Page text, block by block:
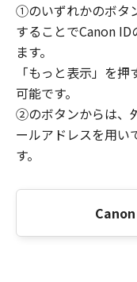
①のいずれかのボタ
することでCanon
ます。
「もっと表示」を
可能です。
②のボタンからは、
ールアドレスを用い
す。